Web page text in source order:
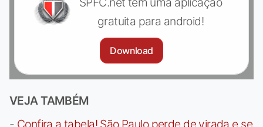
gratuita para android!
Download
VEJA TAMBÉM
- Confira a tabela! São Paulo perde de virada e se